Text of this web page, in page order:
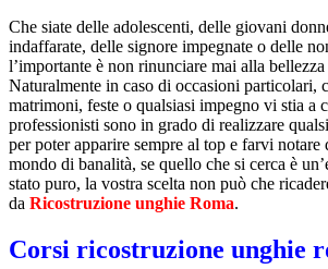
Che siate delle adolescenti, delle giovani
indaffarate, delle signore impegnate o delle
l’importante è non rinunciare mai alla
Naturalmente in caso di occasioni particolari,
matrimoni, feste o qualsiasi impegno vi stia a
professionisti sono in grado di realizzare
per poter apparire sempre al top e farvi
mondo di banalità, se quello che si cerca è
stato puro, la vostra scelta non può che
da Ricostruzione unghie Roma.
Corsi ricostruzione unghie